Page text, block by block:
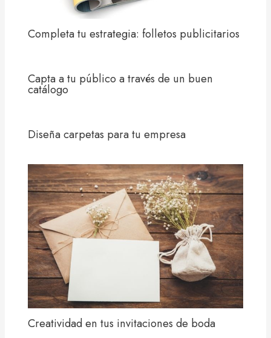
Completa tu estrategia: folletos publicitarios
Capta a tu público a través de un buen
catálogo
Diseña carpetas para tu empresa
Creatividad en tus invitaciones de boda